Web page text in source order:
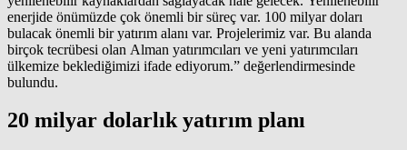
enerjide önümüzde çok önemli bir süreç var. 100 milyar doları
bulacak önemli bir yatırım alanı var. Projelerimiz var. Bu alanda
birçok tecrübesi olan Alman yatırımcıları ve yeni yatırımcıları
ülkemize beklediğimizi ifade ediyorum.” değerlendirmesinde
bulundu.
20 milyar dolarlık yatırım planı